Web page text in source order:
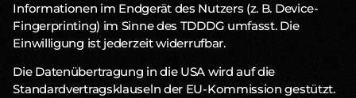
Informationen im Endgerät des Nutzers (z. B. Device-
Fingerprinting) im Sinne des TDDDG umfasst. Die
Einwilligung ist jederzeit widerrufbar.
Die Datenübertragung in die USA wird auf die
Standardvertragsklauseln der EU-Kommission gestützt.